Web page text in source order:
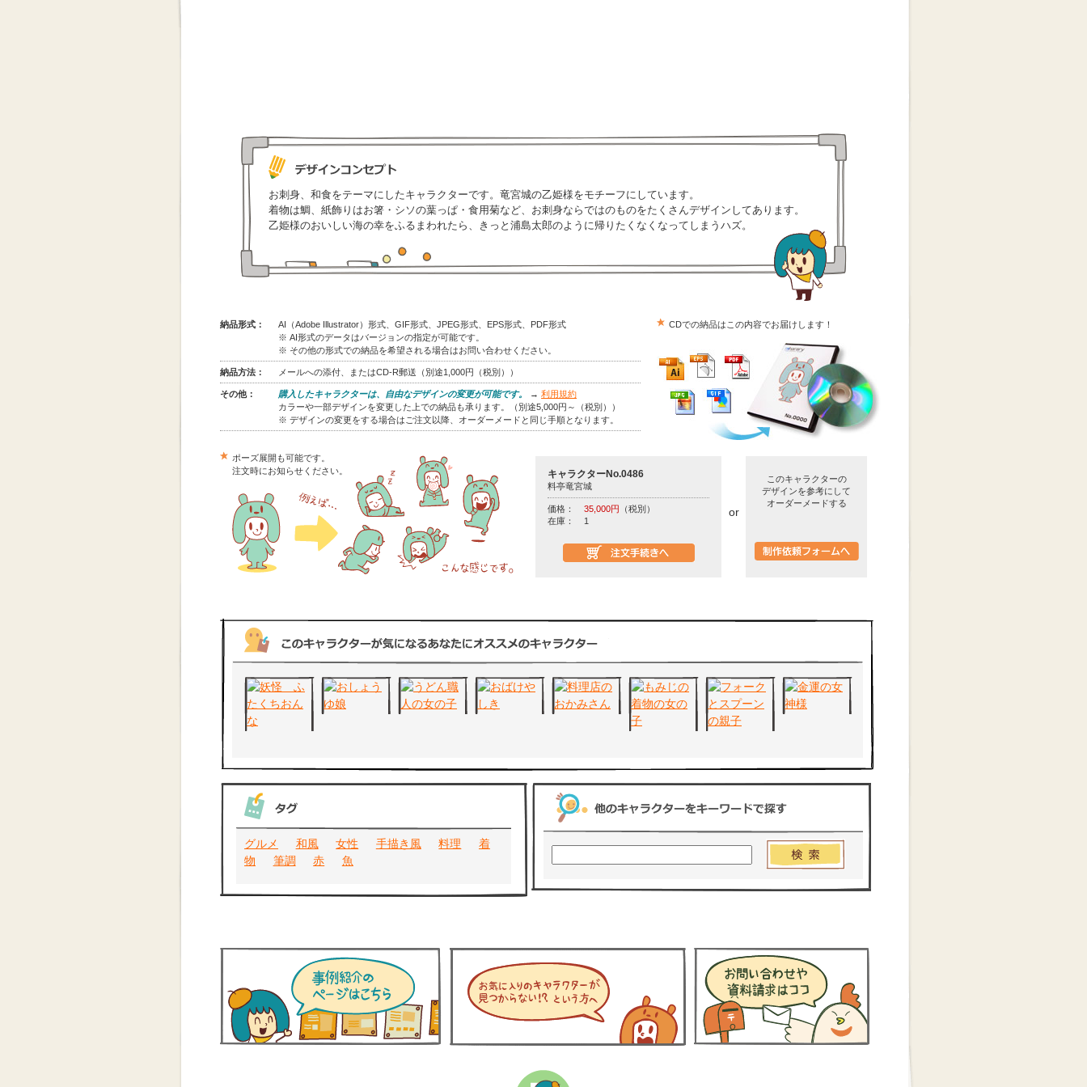
お刺身、和食をテーマにしたキャラクターです。竜宮城の乙姫様をモチーフにしています。
着物は鯛、紙飾りはお箸・シソの葉っぱ・食用菊など、お刺身ならではのものをたくさんデザインしてあります。
乙姫様のおいしい海の幸をふるまわれたら、きっと浦島太郎のように帰りたくなくなってしまうハズ。
納品形式：
AI（Adobe Illustrator）形式、GIF形式、JPEG形式、EPS形式、PDF形式
※ AI形式のデータはバージョンの指定が可能です。
※ その他の形式での納品を希望される場合はお問い合わせください。
納品方法： メールへの添付、またはCD-R郵送（別途1,000円（税別））
その他： 購入したキャラクターは、自由なデザインの変更が可能です。 →利用規約
カラーや一部デザインを変更した上での納品も承ります。（別途5,000円～（税別））
※ デザインの変更をする場合はご注文以降、オーダーメードと同じ手順となります。
CDでの納品はこの内容でお届けします！
ポーズ展開も可能です。
注文時にお知らせください。
キャラクターNo.0486
料亭竜宮城
価格： 35,000円 （税別）
在庫：
1
or
このキャラクターの
デザインを参考にして
オーダーメードする
グルメ 和風 女性 手描き風 料理
着
物
筆調 赤 魚